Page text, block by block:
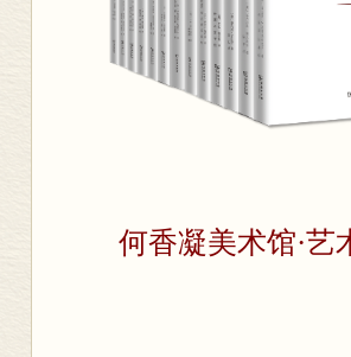
何香凝美术馆·艺